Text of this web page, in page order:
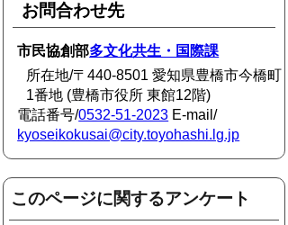
お問合わせ先
市民協創部多文化共生・国際課
所在地/〒440-8501 愛知県豊橋市今橋町
1番地 (豊橋市役所 東館12階)
電話番号/0532-51-2023 E-mail/
kyoseikokusai@city.toyohashi.lg.jp
このページに関するアンケート